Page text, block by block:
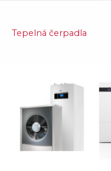
Tepelná čerpadla